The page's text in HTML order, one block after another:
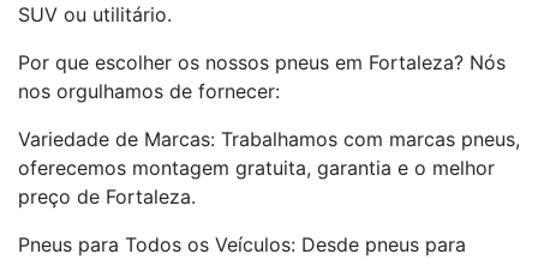
SUV ou utilitário.
Por que escolher os nossos pneus em Fortaleza? Nós
nos orgulhamos de fornecer:
Variedade de Marcas: Trabalhamos com marcas pneus,
oferecemos montagem gratuita, garantia e o melhor
preço de Fortaleza.
Pneus para Todos os Veículos: Desde pneus para